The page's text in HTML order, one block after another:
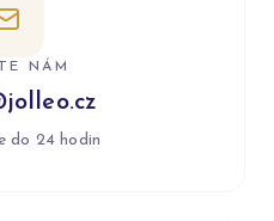
NÁM
do 24 hodin